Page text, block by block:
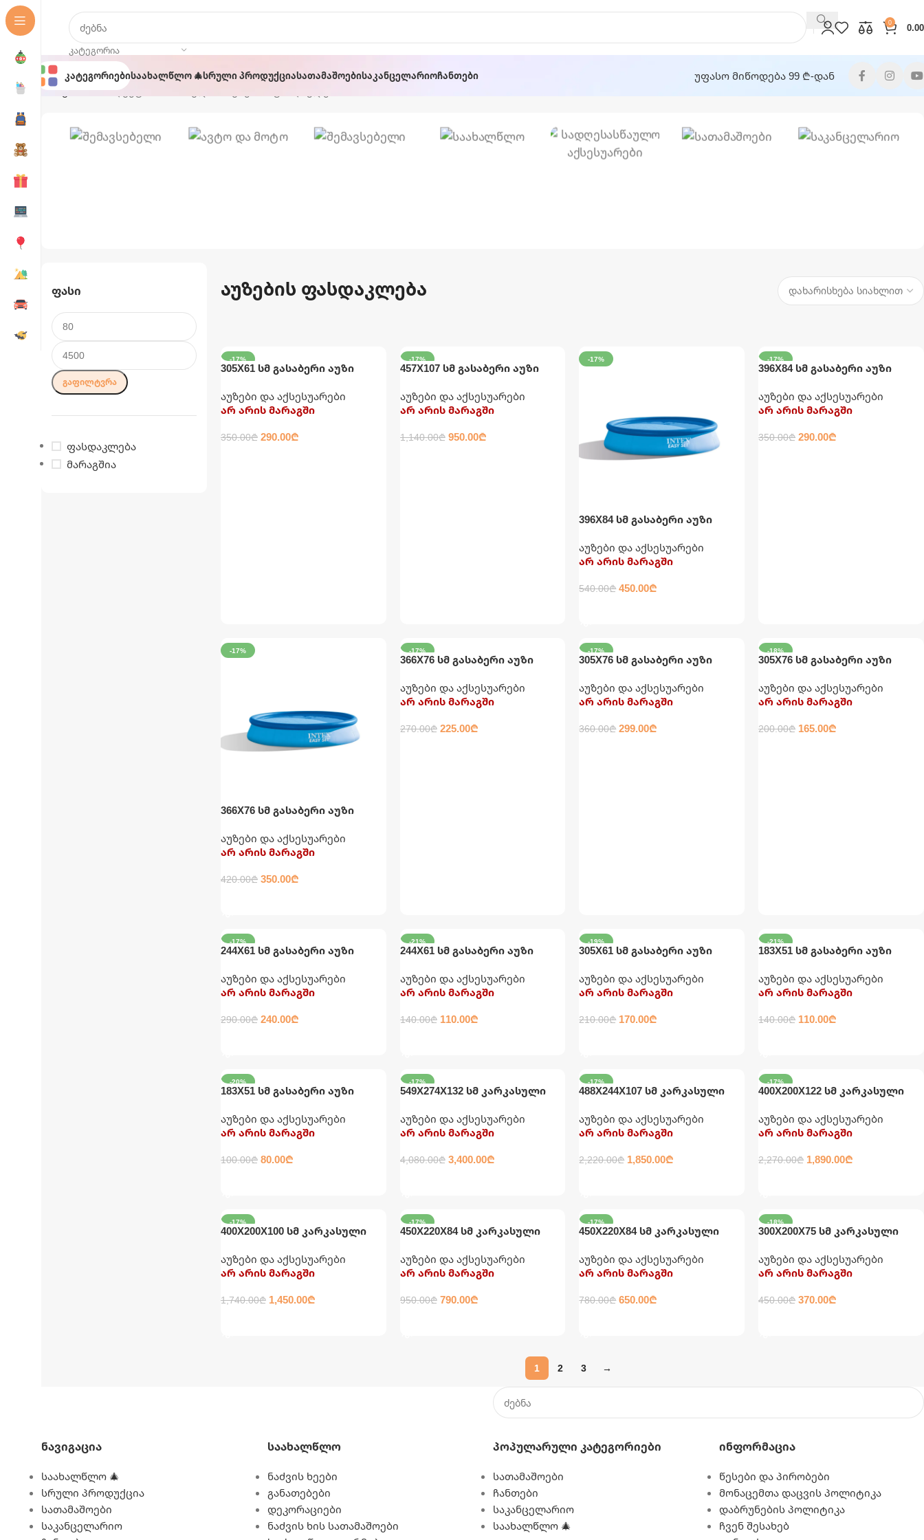
ᲙᲐᲢᲔᲒᲝᲠᲘᲐ
0 0.00
ᲙატეგორიებიᲡაახალწლო 🎄Სრული ᲞროდუქციაᲡათამაშოებიᲡაკანცელარიოᲩანთები
უფასო მიწოდება 99 ₾-დან
მთავარი
პროდუქტი მონიშნულია “აუზების ფასდაკლება”
Ფასი
ᲒᲐᲤᲘᲚᲢᲕᲠᲐ
ფასდაკლება
მარაგშია
აუზების ფასდაკლება
-17%
305X61 სმ გასაბერი აუზი
INTEX
აუზები და აქსესუარები
არ არის მარაგში
350.00₾ 290.00₾
-17%
457X107 სმ გასაბერი აუზი
ტენტით, კიბითა და
დასაფენით INTEX
აუზები და აქსესუარები
არ არის მარაგში
1,140.00₾ 950.00₾
-17%
396X84 სმ გასაბერი აუზი
INTEX
აუზები და აქსესუარები
არ არის მარაგში
540.00₾ 450.00₾
-17%
396X84 სმ გასაბერი აუზი
აუზები და აქსესუარები
არ არის მარაგში
350.00₾ 290.00₾
-17%
366X76 სმ გასაბერი აუზი
INTEX
აუზები და აქსესუარები
არ არის მარაგში
420.00₾ 350.00₾
-17%
366X76 სმ გასაბერი აუზი
აუზები და აქსესუარები
არ არის მარაგში
270.00₾ 225.00₾
-17%
305X76 სმ გასაბერი აუზი
INTEX
აუზები და აქსესუარები
არ არის მარაგში
360.00₾ 299.00₾
-18%
305X76 სმ გასაბერი აუზი
აუზები და აქსესუარები
არ არის მარაგში
200.00₾ 165.00₾
-17%
244X61 სმ გასაბერი აუზი
INTEX
აუზები და აქსესუარები
არ არის მარაგში
290.00₾ 240.00₾
-21%
244X61 სმ გასაბერი აუზი
აუზები და აქსესუარები
არ არის მარაგში
140.00₾ 110.00₾
-19%
305X61 სმ გასაბერი აუზი
აუზები და აქსესუარები
არ არის მარაგში
210.00₾ 170.00₾
-21%
183X51 სმ გასაბერი აუზი
აუზები და აქსესუარები
არ არის მარაგში
140.00₾ 110.00₾
-20%
183X51 სმ გასაბერი აუზი
აუზები და აქსესუარები
არ არის მარაგში
100.00₾ 80.00₾
-17%
549X274X132 სმ კარკასული
ტენტით, კიბითა და
დასაფენით INTEX
აუზები და აქსესუარები
არ არის მარაგში
4,080.00₾ 3,400.00₾
-17%
488X244X107 სმ კარკასული
ტენტით, კიბითა და
დასაფენით INTEX
აუზები და აქსესუარები
არ არის მარაგში
2,220.00₾ 1,850.00₾
-17%
400X200X122 სმ კარკასული
და კიბით INTEX
აუზები და აქსესუარები
არ არის მარაგში
2,270.00₾ 1,890.00₾
-17%
400X200X100 სმ კარკასული
და კიბით INTEX
აუზები და აქსესუარები
არ არის მარაგში
1,740.00₾ 1,450.00₾
-17%
450X220X84 სმ კარკასული
ფილტრით INTEX
აუზები და აქსესუარები
არ არის მარაგში
950.00₾ 790.00₾
-17%
450X220X84 სმ კარკასული
აუზები და აქსესუარები
არ არის მარაგში
780.00₾ 650.00₾
-18%
300X200X75 სმ კარკასული
აუზები და აქსესუარები
არ არის მარაგში
450.00₾ 370.00₾
1 2 3 →
Ნავიგაცია
საახალწლო 🎄
სრული პროდუქცია
სათამაშოები
საკანცელარიო
Საახალწლო
ნაძვის ხეები
განათებები
დეკორაციები
ნაძვის ხის სათამაშოები
Პოპულარული Კატეგორიები
სათამაშოები
ჩანთები
საკანცელარიო
საახალწლო 🎄
Ინფორმაცია
წესები და პირობები
მონაცემთა დაცვის პოლიტიკა
დაბრუნების პოლიტიკა
ჩვენ შესახებ